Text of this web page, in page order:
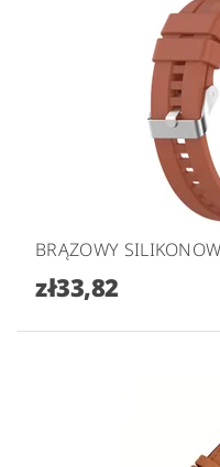
BRĄZOWY
zł33,82